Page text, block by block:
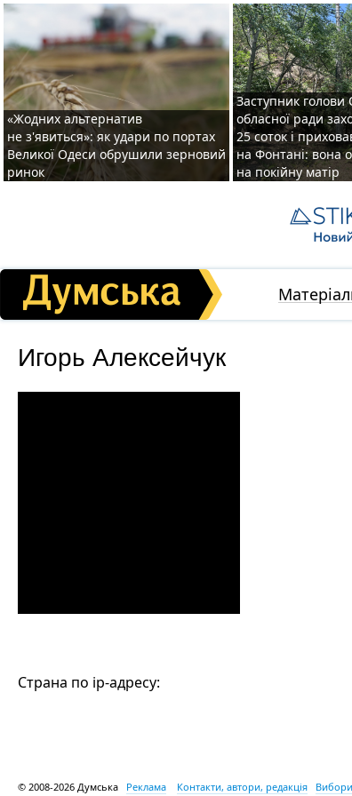
«Жодних альтернатив
не з'явиться»: як удари по портах
Великої Одеси обрушили зерновий
ринок
Заступник голови
обласної ради
25 соток і
на Фонтані: вона
на покійну матір
Игорь Алексейчук
Страна по ip-адресу:
© 2008-2026 Думська Реклама Контакти, автори, редакція Вибори